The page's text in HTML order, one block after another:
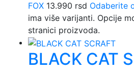
FOX 13.990 rsd Odaberite
ima više varijanti. Opcije
stranici proizvoda.
BLACK CAT